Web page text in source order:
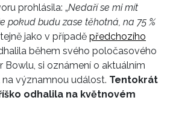
prohlásila: „Nedaří se mi mít
pokud budu zase těhotná, na 75 %
jako v případě předchozího
během svého poločasového
Bowlu, si oznámení o aktuálním
významnou událost. Tentokrát
odhalila na květnovém